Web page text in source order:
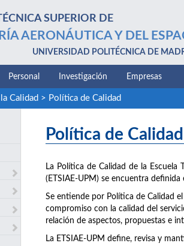
SUPERIOR DE
AERONÁUTICA Y DEL
UNIVERSIDAD POLITÉCNICA DE
Personal Investigación Empresas
Calidad > Política de Calidad
Política de Calidad
La Política de Calidad de la Escuela
(ETSIAE-UPM) se encuentra definida
Se entiende por Política de Calidad
compromiso con la calidad del
relación de aspectos, propuestas e
La ETSIAE-UPM define, revisa y